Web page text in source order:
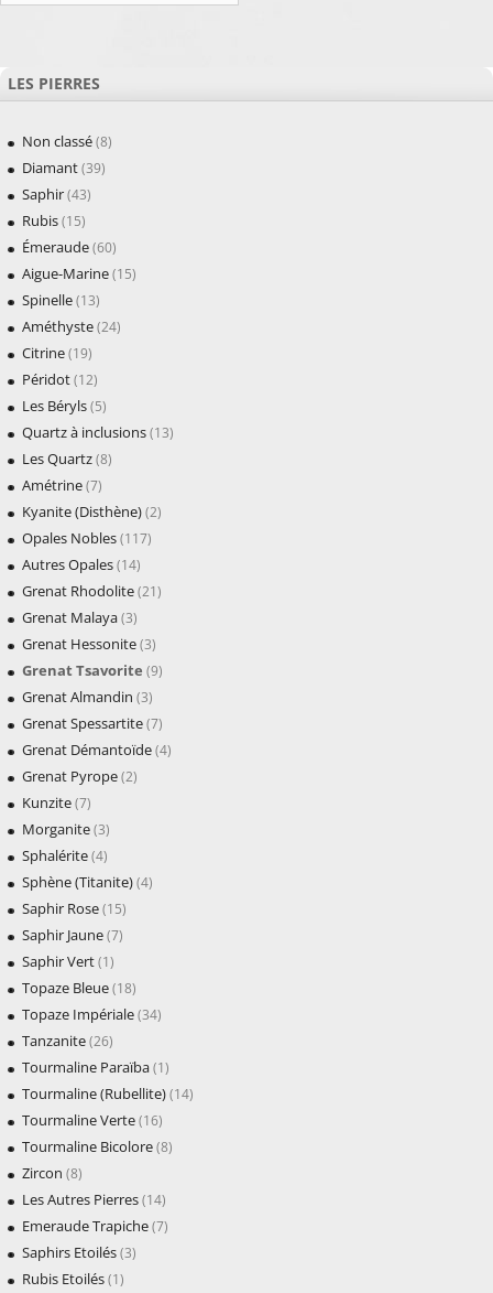
LES PIERRES
Non classé(8)
Diamant(39)
Saphir(43)
Rubis(15)
Émeraude(60)
Aigue-Marine(15)
Spinelle(13)
Améthyste(24)
Citrine(19)
Péridot(12)
Les Béryls(5)
Quartz à inclusions(13)
Les Quartz(8)
Amétrine(7)
Kyanite (Disthène)(2)
Opales Nobles(117)
Autres Opales(14)
Grenat Rhodolite(21)
Grenat Malaya(3)
Grenat Hessonite(3)
Grenat Tsavorite (9)
Grenat Almandin (3)
Grenat Spessartite(7)
Grenat Démantoïde(4)
Grenat Pyrope(2)
Kunzite(7)
Morganite(3)
Sphalérite(4)
Sphène (Titanite)(4)
Saphir Rose(15)
Saphir Jaune(7)
Saphir Vert(1)
Topaze Bleue(18)
Topaze Impériale(34)
Tanzanite(26)
Tourmaline Paraïba(1)
Tourmaline (Rubellite)(14)
Tourmaline Verte(16)
Tourmaline Bicolore(8)
Zircon (8)
Les Autres Pierres(14)
Emeraude Trapiche(7)
Saphirs Etoilés(3)
Rubis Etoilés(1)